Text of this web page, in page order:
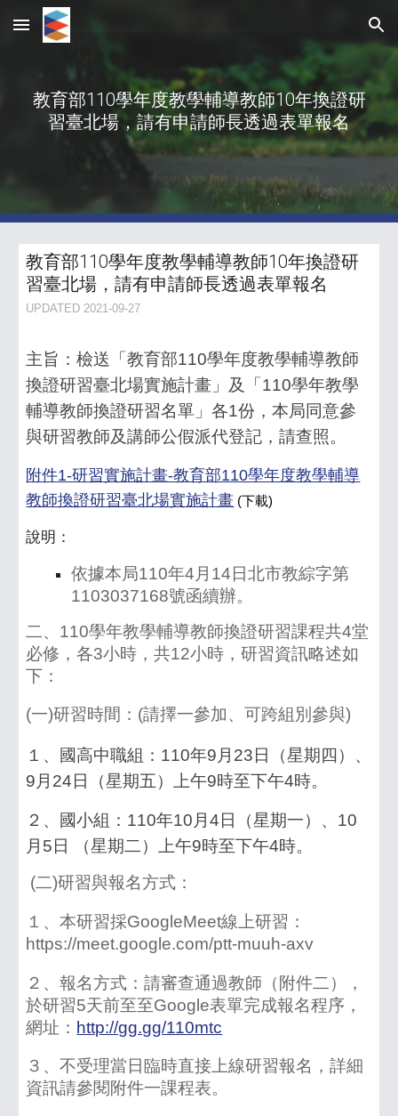
Skip to main content Skip to navigation
教育部110學年度教學輔導教師10年換證研
習臺北場，請有申請師長透過表單報名
教育部110學年度教學輔導教師10年換證研
習臺北場，請有申請師長透過表單報名
UPDATED 2021-09-27
主旨：檢送「教育部110學年度教學輔導教師
換證研習臺北場實施計畫」及「110學年教學
輔導教師換證研習名單」各1份，本局同意參
與研習教師及講師公假派代登記，請查照。
附件1-研習實施計畫-教育部110學年度教學輔導
教師換證研習臺北場實施計畫 (下載)
說明：
依據本局110年4月14日北市教綜字第
1103037168號函續辦。
二、110學年教學輔導教師換證研習課程共4堂
必修，各3小時，共12小時，研習資訊略述如
下：
(一)研習時間：(請擇一參加、可跨組別參與)
１、國高中職組：110年9月23日（星期四）、
9月24日（星期五）上午9時至下午4時。
２、國小組：110年10月4日（星期一）、10
月5日 （星期二）上午9時至下午4時。
(二)研習與報名方式：
１、本研習採GoogleMeet線上研習：
https://meet.google.com/ptt-muuh-axv
２、報名方式：請審查通過教師（附件二），
於研習5天前至至Google表單完成報名程序，
網址： http://gg.gg/110mtc
３、不受理當日臨時直接上線研習報名，詳細
資訊請參閱附件一課程表。